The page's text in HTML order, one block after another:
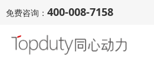
免费咨询： 400-008-7158